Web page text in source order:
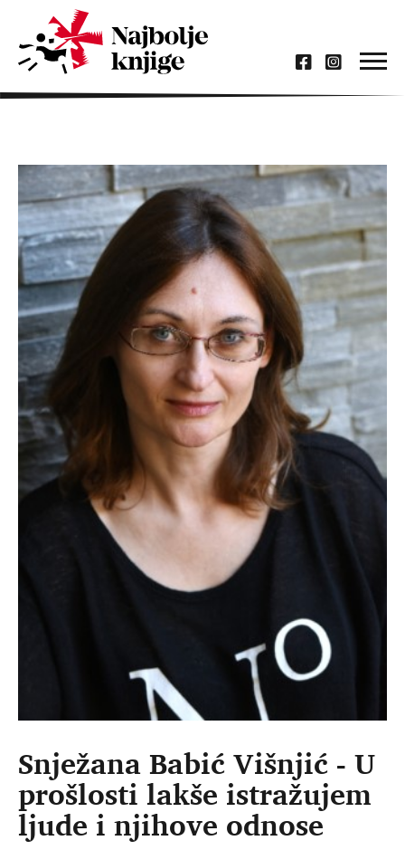
Snježana Babić Višnjić - U
prošlosti lakše istražujem
ljude i njihove odnose